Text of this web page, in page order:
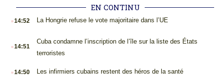
EN CONTINU
.14:52 La Hongrie refuse le vote majoritaire dans l’UE
.14:51
Cuba condamne l’inscription de l’île sur la liste des États
terroristes
.14:50 Les infirmiers cubains restent des héros de la santé